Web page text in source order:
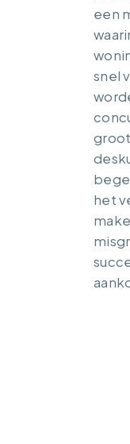
een
snel
het